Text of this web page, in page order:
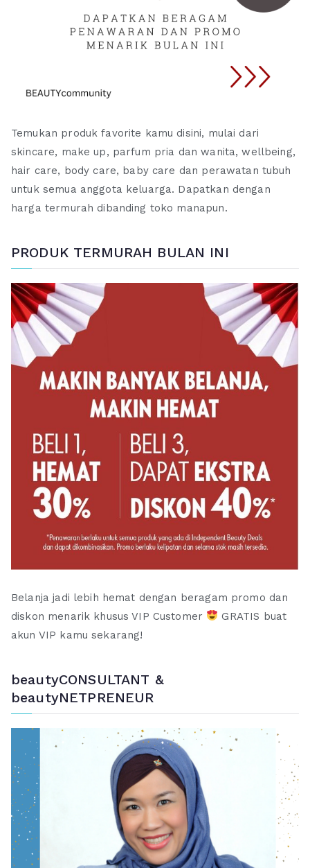
Temukan produk favorite kamu disini, mulai dari
skincare, make up, parfum pria dan wanita, wellbeing,
hair care, body care, baby care dan perawatan tubuh
untuk semua anggota keluarga. Dapatkan dengan
harga termurah dibanding toko manapun.
PRODUK TERMURAH BULAN INI
Belanja jadi lebih hemat dengan beragam promo dan
diskon menarik khusus VIP Customer
GRATIS buat
akun VIP kamu sekarang!
beautyCONSULTANT &
beautyNETPRENEUR